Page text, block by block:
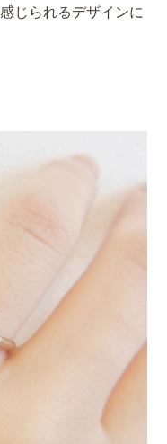
じられるデザインに